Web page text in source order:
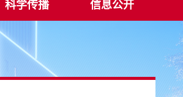
科学传播 信息公开